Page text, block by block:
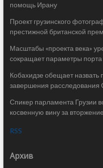
помощь Ирану
Проект грузинского
престижной британской
Масштабы «проекта века»
сокращает параметры
Кобахидзе обещает назвать
завершения расследования
Спикер парламента Грузии
косвенную вину за
RSS
Архив